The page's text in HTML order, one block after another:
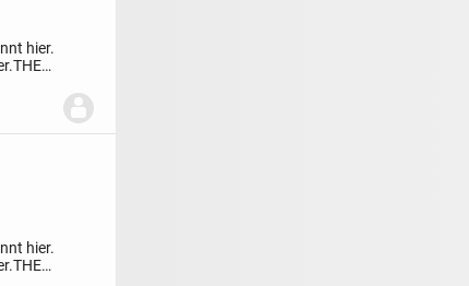
hier.
THE
hier.
THE